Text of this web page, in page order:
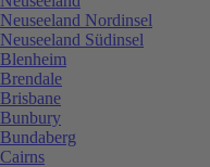
Neuseeland Nordinsel
Neuseeland Südinsel
Blenheim
Brendale
Brisbane
Bunbury
Bundaberg
Cairns